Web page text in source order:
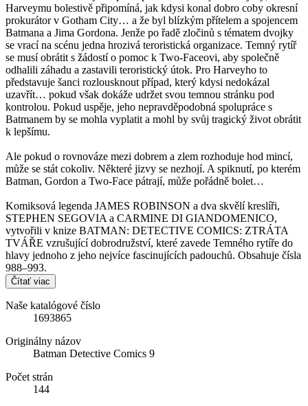
Harveymu bolestivě připomíná, jak kdysi konal dobro coby okresní
prokurátor v Gotham City… a že byl blízkým přítelem a spojencem
Batmana a Jima Gordona. Jenže po řadě zločinů s tématem dvojky
se vrací na scénu jedna hrozivá teroristická organizace. Temný rytíř
se musí obrátit s žádostí o pomoc k Two-Faceovi, aby společně
odhalili záhadu a zastavili teroristický útok. Pro Harveyho to
představuje šanci rozlousknout případ, který kdysi nedokázal
uzavřít… pokud však dokáže udržet svou temnou stránku pod
kontrolou. Pokud uspěje, jeho nepravděpodobná spolupráce s
Batmanem by se mohla vyplatit a mohl by svůj tragický život obrátit
k lepšímu.
Ale pokud o rovnováze mezi dobrem a zlem rozhoduje hod mincí,
může se stát cokoliv. Některé jizvy se nezhojí. A spiknutí, po kterém
Batman, Gordon a Two-Face pátrají, může pořádně bolet…
Komiksová legenda JAMES ROBINSON a dva skvělí kreslíři,
STEPHEN SEGOVIA a CARMINE DI GIANDOMENICO,
vytvořili v knize BATMAN: DETECTIVE COMICS: ZTRÁTA
TVÁŘE vzrušující dobrodružství, které zavede Temného rytíře do
hlavy jednoho z jeho nejvíce fascinujících padouchů. Obsahuje čísla
988–993.
Čítať viac
Naše katalógové číslo
1693865
Originálny názov
Batman Detective Comics 9
Počet strán
144